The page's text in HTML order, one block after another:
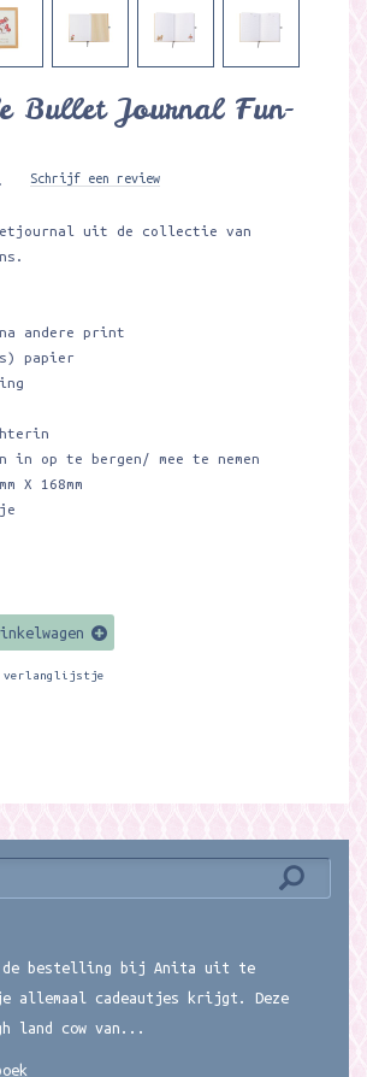
Bullet Journal Fun-
Schrijf een review
uit de collectie van
andere print
papier
in op te bergen/ mee te nemen
X 168mm
verlanglijstje
de bestelling bij Anita uit te
allemaal cadeautjes krijgt. Deze
land cow van...